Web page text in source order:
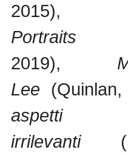
Portraits
2019),
Lee
aspetti
irrilevanti